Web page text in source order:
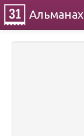
Альманах